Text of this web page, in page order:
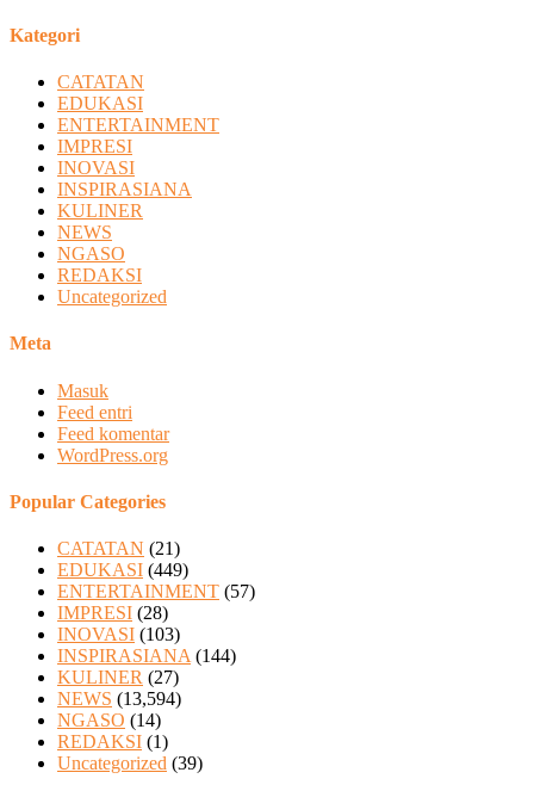
Kategori
CATATAN
EDUKASI
ENTERTAINMENT
IMPRESI
INOVASI
INSPIRASIANA
KULINER
NEWS
NGASO
REDAKSI
Uncategorized
Meta
Masuk
Feed entri
Feed komentar
WordPress.org
Popular Categories
CATATAN (21)
EDUKASI (449)
ENTERTAINMENT (57)
IMPRESI (28)
INOVASI (103)
INSPIRASIANA (144)
KULINER (27)
NEWS (13,594)
NGASO (14)
REDAKSI (1)
Uncategorized (39)